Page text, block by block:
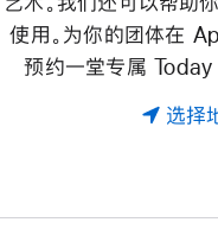
使用。为你的团体在
预约一堂专属 Today
选择